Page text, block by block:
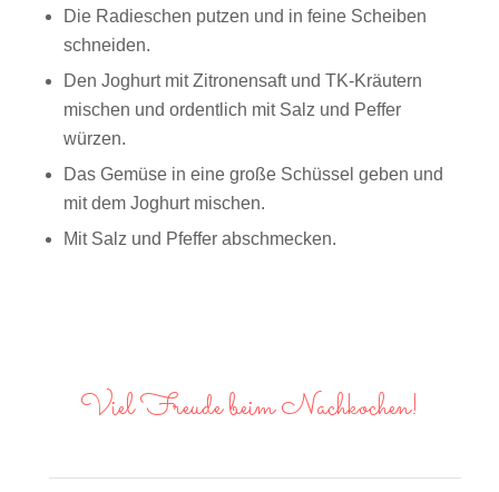
Die Radieschen putzen und in feine Scheiben
schneiden.
Den Joghurt mit Zitronensaft und TK-Kräutern
mischen und ordentlich mit Salz und Peffer
würzen.
Das Gemüse in eine große Schüssel geben und
mit dem Joghurt mischen.
Mit Salz und Pfeffer abschmecken.
Viel Freude beim Nachkochen!